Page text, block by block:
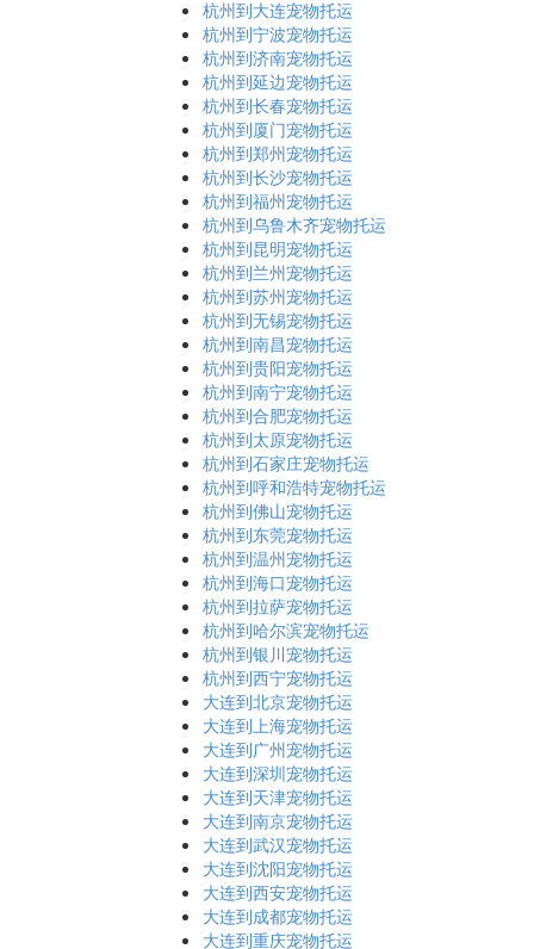
杭州到大连宠物托运
杭州到宁波宠物托运
杭州到济南宠物托运
杭州到延边宠物托运
杭州到长春宠物托运
杭州到厦门宠物托运
杭州到郑州宠物托运
杭州到长沙宠物托运
杭州到福州宠物托运
杭州到乌鲁木齐宠物托运
杭州到昆明宠物托运
杭州到兰州宠物托运
杭州到苏州宠物托运
杭州到无锡宠物托运
杭州到南昌宠物托运
杭州到贵阳宠物托运
杭州到南宁宠物托运
杭州到合肥宠物托运
杭州到太原宠物托运
杭州到石家庄宠物托运
杭州到呼和浩特宠物托运
杭州到佛山宠物托运
杭州到东莞宠物托运
杭州到温州宠物托运
杭州到海口宠物托运
杭州到拉萨宠物托运
杭州到哈尔滨宠物托运
杭州到银川宠物托运
杭州到西宁宠物托运
大连到北京宠物托运
大连到上海宠物托运
大连到广州宠物托运
大连到深圳宠物托运
大连到天津宠物托运
大连到南京宠物托运
大连到武汉宠物托运
大连到沈阳宠物托运
大连到西安宠物托运
大连到成都宠物托运
大连到重庆宠物托运